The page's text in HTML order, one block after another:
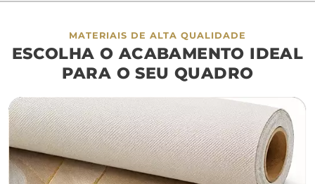
móvel de referência
sofá cama
largura aproximada
160cm 200cm
MATERIAIS DE ALTA QUALIDADE
ESCOLHA O ACABAMENTO IDEAL
PARA O SEU QUADRO